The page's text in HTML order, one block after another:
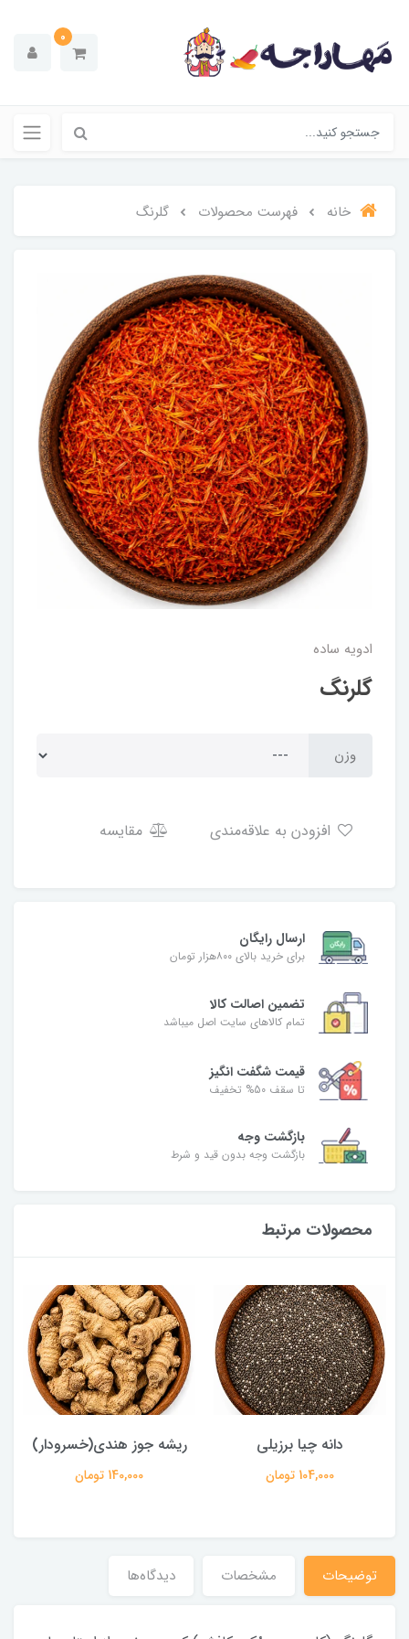
0
خانه فهرست محصولات گلرنگ
ادویه ساده
گلرنگ
وزن
مقایسه
ارسال رایگان
برای خرید بالای ۸۰۰هزار تومان
تضمین اصالت کالا
تمام کالاهای سایت اصل میباشد
قیمت شگفت انگیز
تا سقف 50% تخفیف
بازگشت وجه
بازگشت وجه بدون قید و شرط
محصولات مرتبط
دانه چیا برزیلی
104,000 تومان
ریشه جوز هندی(خسرودار)
140,000 تومان
توضیحات مشخصات دیدگاه‌ها